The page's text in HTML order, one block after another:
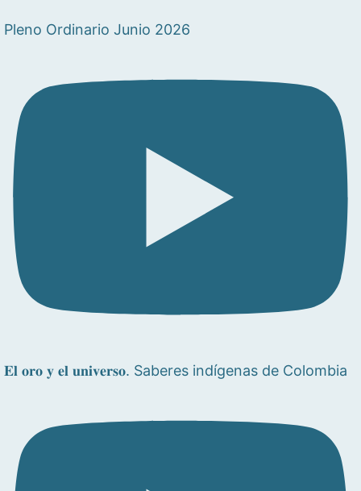
Pleno Ordinario Junio 2026
𝐄𝐥 𝐨𝐫𝐨 𝐲 𝐞𝐥 𝐮𝐧𝐢𝐯𝐞𝐫𝐬𝐨. Saberes indígenas de Colombia